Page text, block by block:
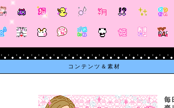
コンテンツ＆素材